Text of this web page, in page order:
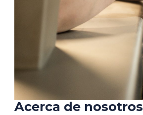
Acerca de nosotros